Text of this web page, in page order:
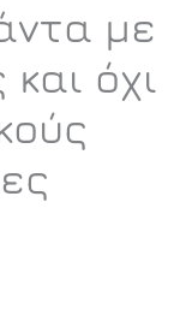
με
όχι